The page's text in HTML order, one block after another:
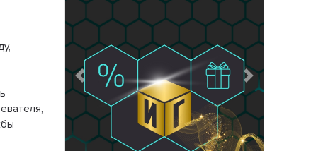
Предыдущий Следующий